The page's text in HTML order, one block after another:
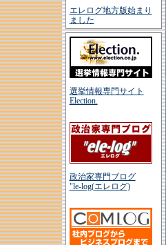
エレログ地方版始まり
ました
選挙情報専門サイト
Election.
政治家専門ブログ
"le-log(エレログ)